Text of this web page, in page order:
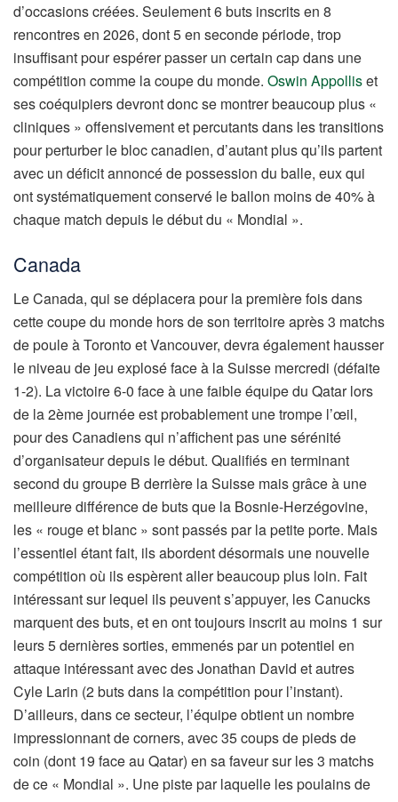
d’occasions créées. Seulement 6 buts inscrits en 8
rencontres en 2026, dont 5 en seconde période, trop
insuffisant pour espérer passer un certain cap dans une
compétition comme la coupe du monde. Oswin Appolliset
ses coéquipiers devront donc se montrer beaucoup plus «
cliniques » offensivement et percutants dans les transitions
pour perturber le bloc canadien, d’autant plus qu’ils partent
avec un déficit annoncé de possession du balle, eux qui
ont systématiquement conservé le ballon moins de 40% à
chaque match depuis le début du « Mondial ».
Canada
Le Canada, qui se déplacera pour la première fois dans
cette coupe du monde hors de son territoire après 3 matchs
de poule à Toronto et Vancouver, devra également hausser
le niveau de jeu explosé face à la Suisse mercredi (défaite
1-2). La victoire 6-0 face à une faible équipe du Qatar lors
de la 2ème journée est probablement une trompe l’œil,
pour des Canadiens qui n’affichent pas une sérénité
d’organisateur depuis le début. Qualifiés en terminant
second du groupe B derrière la Suisse mais grâce à une
meilleure différence de buts que la Bosnie-Herzégovine,
les « rouge et blanc » sont passés par la petite porte. Mais
l’essentiel étant fait, ils abordent désormais une nouvelle
compétition où ils espèrent aller beaucoup plus loin. Fait
intéressant sur lequel ils peuvent s’appuyer, les Canucks
marquent des buts, et en ont toujours inscrit au moins 1 sur
leurs 5 dernières sorties, emmenés par un potentiel en
attaque intéressant avec des Jonathan David et autres
Cyle Larin (2 buts dans la compétition pour l’instant).
D’ailleurs, dans ce secteur, l’équipe obtient un nombre
impressionnant de corners, avec 35 coups de pieds de
coin (dont 19 face au Qatar) en sa faveur sur les 3 matchs
de ce « Mondial ». Une piste par laquelle les poulains de